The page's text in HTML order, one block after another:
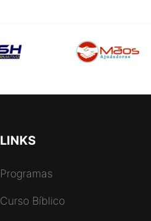
LINKS
Programas
Curso Bíblico